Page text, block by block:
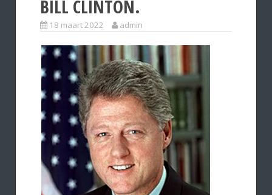
BILL CLINTON.
18 maart 2022 admin